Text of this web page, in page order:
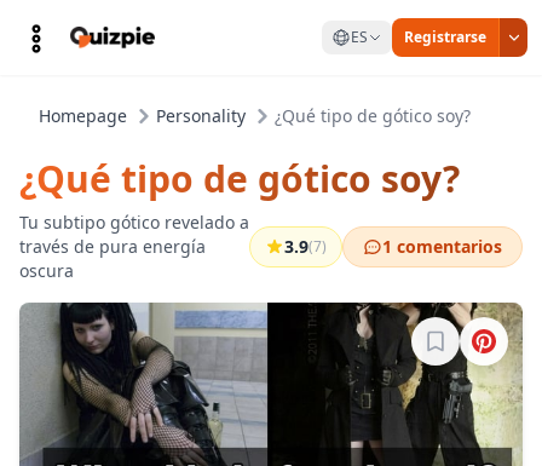
ES Registrarse
Homepage Personality ¿Qué tipo de gótico soy?
¿Qué tipo de gótico soy?
Tu subtipo gótico revelado a
través de pura energía
oscura
3.9(7) 1 comentarios
Inicia